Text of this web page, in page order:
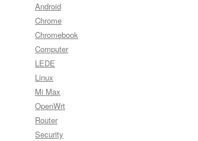
Android
Chrome
Chromebook
Computer
LEDE
Linux
Mi Max
OpenWrt
Router
Security